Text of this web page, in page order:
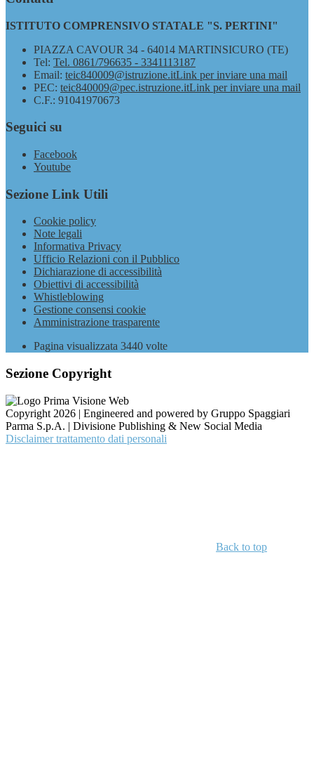
ISTITUTO COMPRENSIVO STATALE "S. PERTINI"
PIAZZA CAVOUR 34 - 64014 MARTINSICURO (TE)
Tel: Tel. 0861/796635 - 3341113187
Email: teic840009@istruzione.itLink per inviare una mail
PEC: teic840009@pec.istruzione.itLink per inviare una mail
C.F.: 91041970673
Seguici su
Facebook
Youtube
Sezione Link Utili
Cookie policy
Note legali
Informativa Privacy
Ufficio Relazioni con il Pubblico
Dichiarazione di accessibilità
Obiettivi di accessibilità
Whistleblowing
Gestione consensi cookie
Amministrazione trasparente
Pagina visualizzata 3440 volte
Sezione Copyright
Copyright 2026 | Engineered and powered by Gruppo Spaggiari
Parma S.p.A. | Divisione Publishing & New Social Media
Disclaimer trattamento dati personali
Back to top